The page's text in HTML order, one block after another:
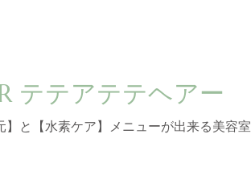
テテアテテヘアー
と【水素ケア】メニューが出来る美容室